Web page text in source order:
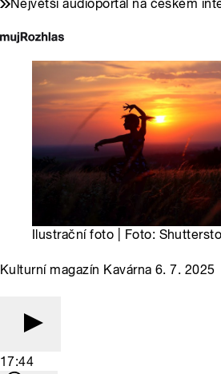
Největší audioportál na českém
Ilustrační foto | Foto:
Kulturní magazín Kavárna 6. 7. 2025
17:44